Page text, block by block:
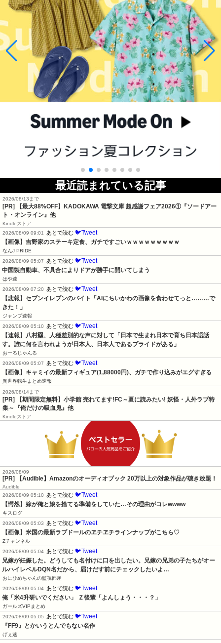
最近読まれている記事
2026/08/13まで
[PR] 【最大88%OFF】KADOKAWA 電撃文庫 超感謝フェア2026①『ソードアー
ト・オンライン』他
Kindleストア
2026/08/09 09:01
あとで読む 🐦Tweet
【画像】吉野家のステーキ定食、ガチですごいｗｗｗｗｗｗｗｗｗ
なんJ PRIDE
2026/08/09 05:07
あとで読む 🐦Tweet
中国製自動車、不具合によりドアが勝手に開いてしまう
はや速
2026/08/09 07:20
あとで読む 🐦Tweet
【悲報】セブンイレブンのバイト「AIにちいかわの画像を食わせてっと………で
きた！」
ジャンプ速報
2026/08/09 05:10
あとで読む 🐦Tweet
【速報】八村塁、人種差別的な声に対して「日本で生まれ日本で育ち日本語話
す。誰に何を言われようが日本人、日本人であるプライドがある」
おーるじゃんる
2026/08/09 05:07
あとで読む 🐦Tweet
【画像】キャミイの最新フィギュア(1,88000円)、ガチで作り込みがエグすぎる
異世界転生まとめ速報
2026/08/14まで
[PR] 【期間限定無料】小学館 売れてます!FC～夏に読みたい! 妖怪・人外ラブ特
集～『俺だけの吸血鬼』他
Kindleストア
2026/08/09
[PR] 【Audible】Amazonのオーディオブック 20万以上の対象作品が聴き放題！
Audible
2026/08/09 05:10
あとで読む 🐦Tweet
【愕然】嫁が俺と娘を捨てる準備をしていた…その理由がコレwwww
キスログ
2026/08/09 05:03
あとで読む 🐦Tweet
【画像】米国の最新ラブドールのヱチヱチラインナップがこちら♡
Zチャンネル
2026/08/09 05:04 あとで読む 🐦Tweet
兄嫁が妊娠した。どうしても名付けに口を出したい。兄嫁の兄弟の子たちがオー
ルハイレベルDQN名だから、届けだす前にチェックしたいよ…
おにひめちゃんの監視部屋
2026/08/09 05:04 あとで読む 🐦Tweet
俺「米4升研いでください」 Ｚ後輩「よんしょう・・・？」
ガールズVIPまとめ
2026/08/09 05:05
あとで読む 🐦Tweet
『FF9』とかいうとんでもない名作
げぇ速